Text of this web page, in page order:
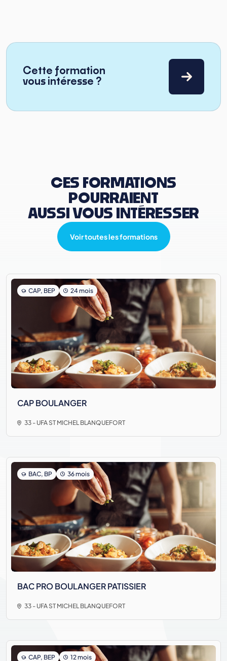
Cette formation
vous intéresse ?
CES FORMATIONS
POURRAIENT
AUSSI VOUS INTÉRESSER
Voir toutes les formations
CAP, BEP 24 mois
CAP BOULANGER
33 - UFA ST MICHEL BLANQUEFORT
BAC, BP 36 mois
BAC PRO BOULANGER PATISSIER
33 - UFA ST MICHEL BLANQUEFORT
CAP, BEP 12 mois